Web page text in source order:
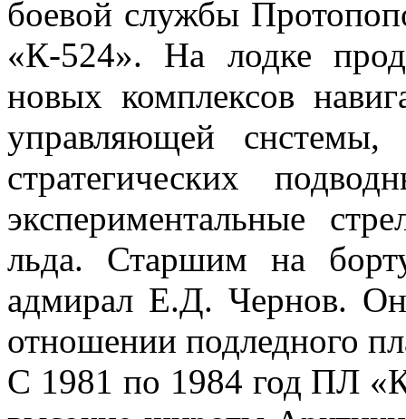
боевой службы
«К-524». На лодке
новых комплексов
управляющей
стратегических
экспериментальные
льда. Старшим на
адмирал Е.Д. Чернов.
отношении подледного
С 1981 по 1984 год ПЛ